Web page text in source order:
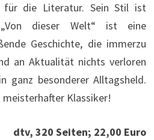
für die Literatur. Sein Stil ist
dieser Welt“ ist eine
Geschichte, die immerzu
an Aktualität nichts verloren
ganz besonderer Alltagsheld.
meisterhafter Klassiker!
dtv, 320 Seiten; 22,00 Euro